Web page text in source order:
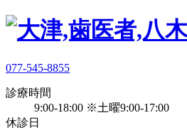
077-545-8855
診療時間
9:00-18:00 ※土曜9:00-17:00
休診日